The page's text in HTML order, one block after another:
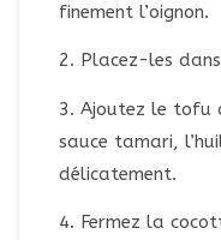
finement l’oignon.
2. Placez-les
3. Ajoutez le tofu
sauce tamari,
délicatement.
4. Fermez la